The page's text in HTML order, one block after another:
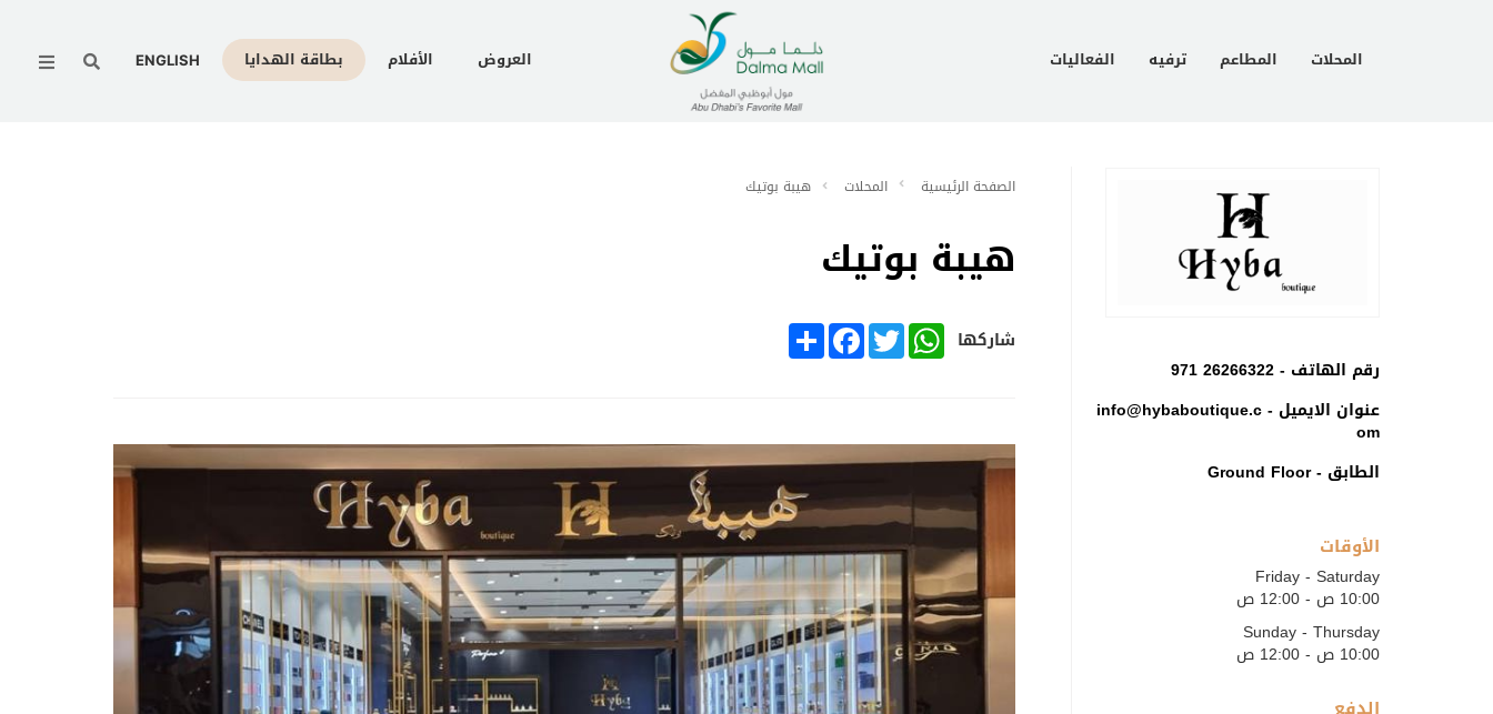
المحلات المطاعم ترفيه الفعاليات العروض الأفلام بطاقة الهدايا ENGLISH
Menu
رقم الهاتف -971 26266322
عنوان الايميل -info@hybaboutique.c
om
الطابق - Ground Floor
الأوقات
Friday - Saturday
10:00 ص - 12:00 ص
Sunday - Thursday
10:00 ص - 12:00 ص
الصفحة الرئيسية المحلات هيبة بوتيك
هيبة بوتيك
شاركها SHARE
FACEBOOKTWITTER
WHATSAPP